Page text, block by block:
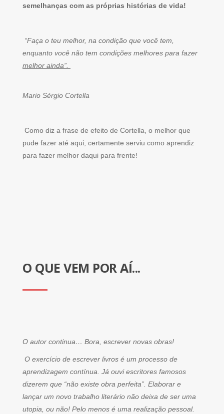
semelhanças com as próprias histórias de vida!
“Faça o teu melhor, na condição que você tem,
enquanto você não tem condições melhores para fazer
melhor ainda”.
Mario Sérgio Cortella
Como diz a frase de efeito de Cortella, o melhor que
pude fazer até aqui, certamente serviu como aprendiz
para fazer melhor daqui para frente!
O QUE VEM POR AÍ...
O autor continua… Bora, escrever novas obras!
O exercício de escrever livros é um processo de
aprendizagem contínua. Já ouvi escritores famosos
dizerem que “não existe obra perfeita”. Elaborar e
lançar um novo trabalho literário não deixa de ser uma
utopia, ou não! Pelo menos é uma realização pessoal.